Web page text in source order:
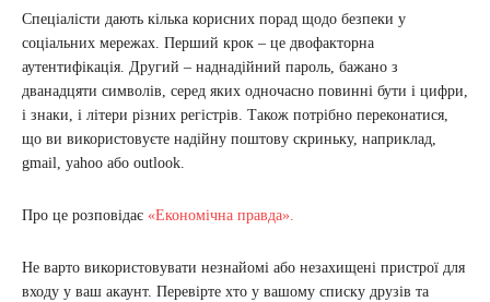
Спеціалісти дають кілька корисних порад щодо безпеки у
соціальних мережах. Перший крок – це двофакторна
аутентифікація. Другий – наднадійний пароль, бажано з
дванадцяти символів, серед яких одночасно повинні бути і цифри,
і знаки, і літери різних регістрів. Також потрібно переконатися,
що ви використовуєте надійну поштову скриньку, наприклад,
gmail, yahoo або outlook.
Про це розповідає «Економічна правда».
Не варто використовувати незнайомі або незахищені пристрої для
входу у ваш акаунт. Перевірте хто у вашому списку друзів та